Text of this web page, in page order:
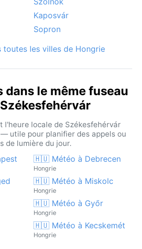
Kaposvár
Sopron
toutes les villes de Hongrie
dans le même fuseau
l'heure locale de Székesfehérvár
utile pour planifier des appels ou
de lumière du jour.
🇭🇺 Météo à Debrecen
Hongrie
🇭🇺 Météo à Miskolc
Hongrie
🇭🇺 Météo à Győr
Hongrie
🇭🇺 Météo à Kecskemét
Hongrie